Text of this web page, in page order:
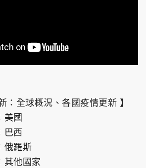
：全球概況、各國疫情更新 】
美國
巴西
俄羅斯
其他國家